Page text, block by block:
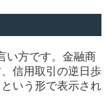
い方です。金融商
信用取引の逆日歩
いう形で表示され